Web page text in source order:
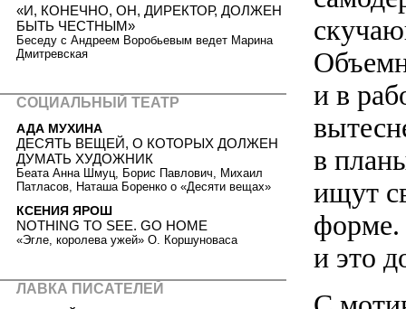
и в
в
ищут
форме.
и это
«И, КОНЕЧНО, ОН, ДИРЕКТОР, ДОЛЖЕН
БЫТЬ ЧЕСТНЫМ»
Беседу с Андреем Воробьевым ведет Марина
Дмитревская
СОЦИАЛЬНЫЙ ТЕАТР
АДА МУХИНА
ДЕСЯТЬ ВЕЩЕЙ, О КОТОРЫХ ДОЛЖЕН
ДУМАТЬ ХУДОЖНИК
Беата Анна Шмуц, Борис Павлович, Михаил
Патласов, Наташа Боренко о «Десяти вещах»
КСЕНИЯ ЯРОШ
NOTHING TO SEE. GO HOME
«Эгле, королева ужей» О. Коршуноваса
ЛАВКА ПИСАТЕЛЕЙ